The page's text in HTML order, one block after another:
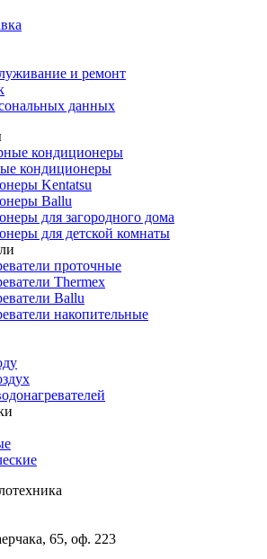
и ремонт
данных
кондиционеры
кондиционеры
Kentatsu
Ballu
для загородного дома
для детской комнаты
проточные
Thermex
Ballu
накопительные
65, оф. 223